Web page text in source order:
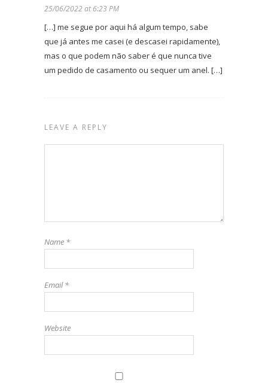
25/06/2022 at 6:23 PM
[…] me segue por aqui há algum tempo, sabe
que já antes me casei (e descasei rapidamente),
mas o que podem não saber é que nunca tive
um pedido de casamento ou sequer um anel. […]
LEAVE A REPLY
Name *
Email*
Website